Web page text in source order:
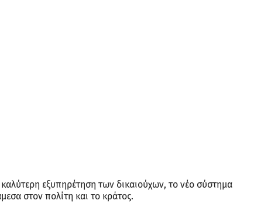
εξυπηρέτηση των δικαιούχων, το νέο σύστημα
στον πολίτη και το κράτος.